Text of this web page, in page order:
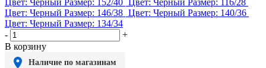
Цвет: Черный Размер: 152/40 Цвет: Черный Размер: 116/28
Цвет: Черный Размер: 146/38 Цвет: Черный Размер: 140/36
Цвет: Черный Размер: 134/34
-
+
В корзину
Наличие по магазинам